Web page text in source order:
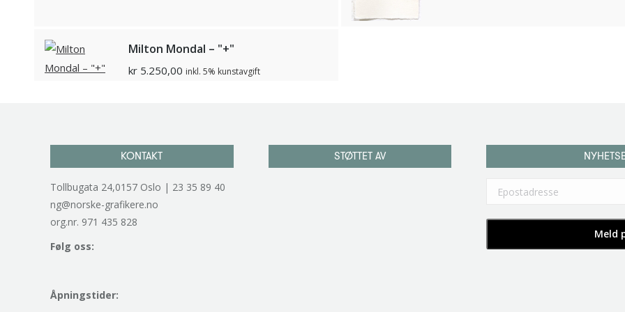
Milton Mondal – "+"
kr 5.250,00 inkl. 5% kunstavgift
KONTAKT
Tollbugata 24,0157 Oslo | 23 35 89 40
ng@norske-grafikere.no
org.nr. 971 435 828
Følg oss:
Åpningstider:
STØTTET AV